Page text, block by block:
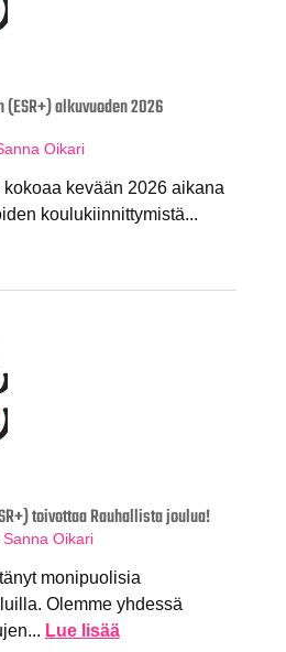
alkuvuoden 2026
Oikari
kevään 2026 aikana
koulukiinnittymistä...
toivottaa Rauhallista joulua!
Sanna Oikari
monipuolisia
Olemme yhdessä
Lue lisää